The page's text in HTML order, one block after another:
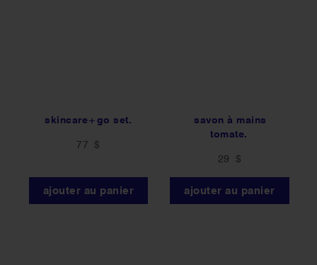
skincare+go set.
77 $
ajouter au panier
savon à mains
tomate.
29 $
ajouter au panier